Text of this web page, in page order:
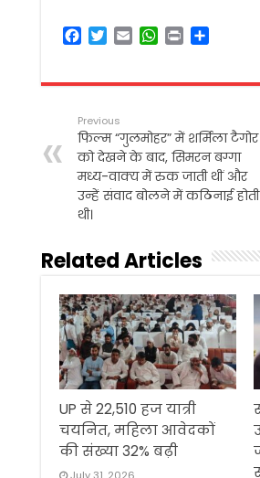
F
e
o
o
k
T
t
e
r
E
i
W
t
p
p
P
n
r
Previous
फिल्म “गुलमोहर” में शर्मिला टैगोर
को देखने के बाद, सिमरन बग्गा
मध्य-वाक्य में रुक जाती थीं और
उन्हें संवाद बोलने में कठिनाई होती
थी।
Related Articles
UP से 22,510 हज यात्री
चयनित, महिला आवेदकों
की संख्या 32% बढ़ी